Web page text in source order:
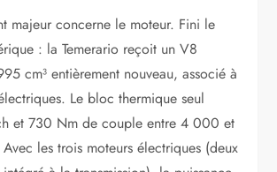
majeur concerne le moteur. Fini le
: la Temerario reçoit un V8
cm³ entièrement nouveau, associé à
Le bloc thermique seul
et 730 Nm de couple entre 4 000 et
les trois moteurs électriques (deux